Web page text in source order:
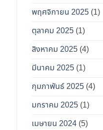
พฤศจิกายน 2025 (1)
ตุลาคม 2025 (1)
สิงหาคม 2025 (4)
มีนาคม 2025 (1)
กุมภาพันธ์ 2025 (4)
มกราคม 2025 (1)
เมษายน 2024 (5)